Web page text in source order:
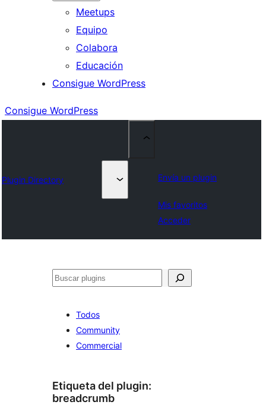
Meetups
Equipo
Colabora
Educación
Consigue WordPress
Consigue WordPress
Plugin Directory Envía un plugin
Mis favoritos
Acceder
Buscar
Todos
Community
Commercial
Etiqueta del plugin:
breadcrumb